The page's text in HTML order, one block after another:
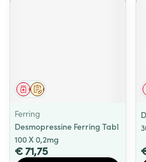
Op voorschrift
Geneesmiddel
Ferring
Desmopressine Ferring Tabl
100 X 0,2mg
€ 71,75